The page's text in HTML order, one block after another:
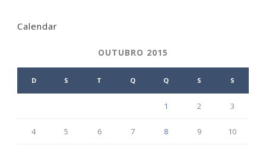
Calendar
OUTUBRO 2015
D S T Q Q S S
1 2 3
4 5 6 7 8 9 10